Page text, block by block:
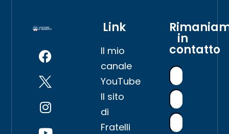
Link
Il mio
canale
YouTube
Il sito
di
Fratelli
in
contatto